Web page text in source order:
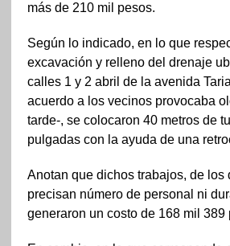
más de 210 mil pesos.
Según lo indicado, en lo que
excavación y relleno del drenaje
calles 1 y 2 abril de la avenida
acuerdo a los vecinos provocaba
tarde-, se colocaron 40 metros de
pulgadas con la ayuda de una
Anotan que dichos trabajos, de los
precisan número de personal ni
generaron un costo de 168 mil 389